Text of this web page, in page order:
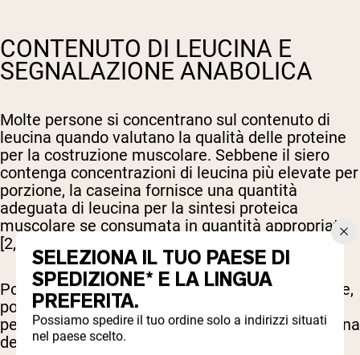
CONTENUTO DI LEUCINA E
SEGNALAZIONE ANABOLICA
Molte persone si concentrano sul contenuto di
leucina quando valutano la qualità delle proteine
per la costruzione muscolare. Sebbene il siero
contenga concentrazioni di leucina più elevate per
porzione, la caseina fornisce una quantità
adeguata di leucina per la sintesi proteica
muscolare se consumata in quantità appropriate
[2,3].
Poiché la caseina rilascia aminoacidi lentamente,
potrebbe richiedere dosi leggermente maggiori
per raggiungere gli stessi livelli massimi di leucina
del siero. Le ricerche suggeriscono che 30-40
SELEZIONA IL TUO PAESE DI
SPEDIZIONE* E LA LINGUA
PREFERITA.
Possiamo spedire il tuo ordine solo a indirizzi situati
nel paese scelto.